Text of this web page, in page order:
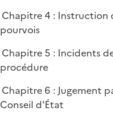
Chapitre 4 : Instruction
pourvois
Chapitre 5 : Incidents
procédure
Chapitre 6 : Jugement
Conseil d'État